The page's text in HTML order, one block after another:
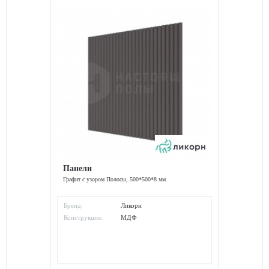
Панели
Графит с узором Полосы, 500*500*8 мм
Бренд:
Ликорн
Конструкция:
МДФ